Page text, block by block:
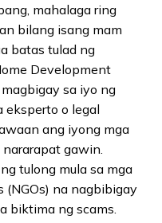
mahalaga ring
bilang isang mam
batas tulad ng
Development
sa iyo ng
eksperto o legal
ang iyong mga
gawin.
tulong mula sa mga
na nagbibigay
biktima ng scams.